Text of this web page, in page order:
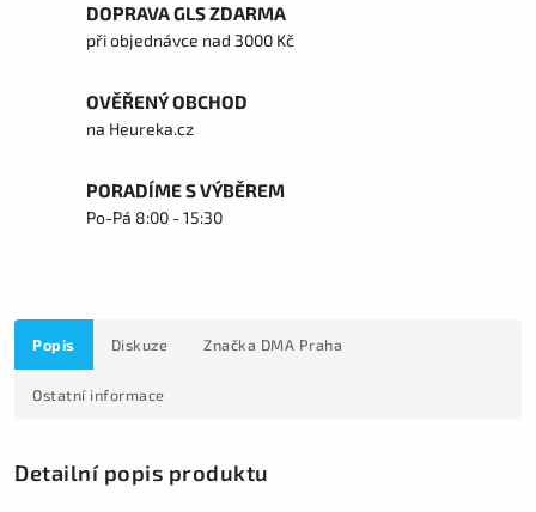
DOPRAVA GLS ZDARMA
při objednávce nad 3000 Kč
OVĚŘENÝ OBCHOD
na Heureka.cz
PORADÍME S VÝBĚREM
Po-Pá 8:00 - 15:30
Popis Diskuze Značka DMA Praha
Ostatní informace
Detailní popis produktu